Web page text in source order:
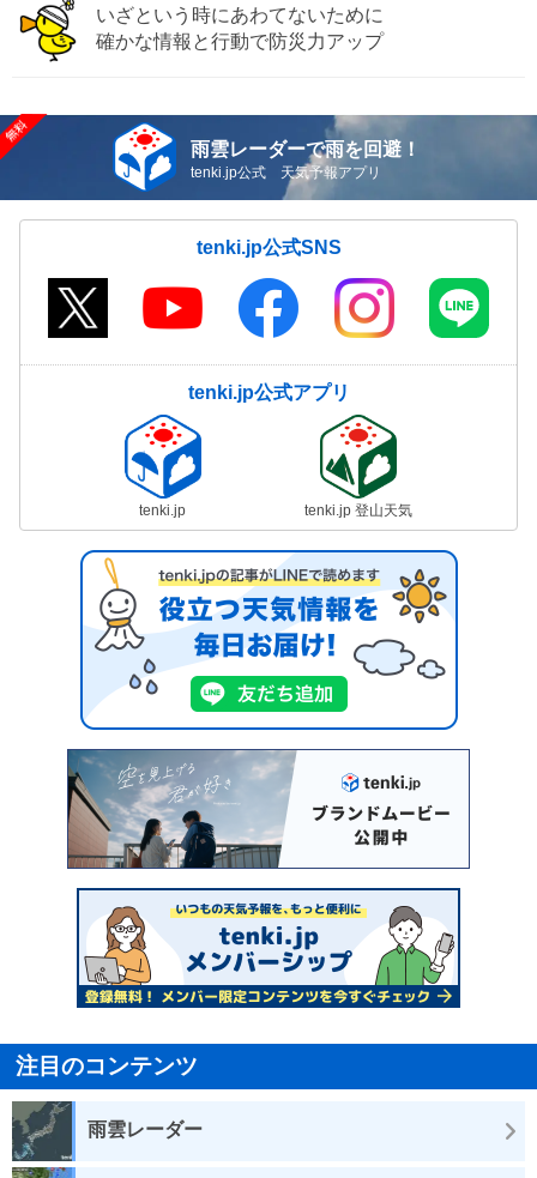
いざという時にあわてないために
確かな情報と行動で防災力アップ
雨雲レーダーで雨を回避！
tenki.jp公式 天気予報アプリ
tenki.jp公式SNS
tenki.jp公式アプリ
tenki.jp tenki.jp 登山天気
注目のコンテンツ
雨雲レーダー